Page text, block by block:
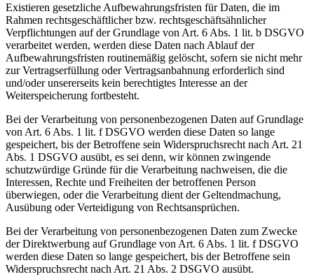
Existieren gesetzliche Aufbewahrungsfristen für Daten, die im
Rahmen rechtsgeschäftlicher bzw. rechtsgeschäftsähnlicher
Verpflichtungen auf der Grundlage von Art. 6 Abs. 1 lit. b DSGVO
verarbeitet werden, werden diese Daten nach Ablauf der
Aufbewahrungsfristen routinemäßig gelöscht, sofern sie nicht mehr
zur Vertragserfüllung oder Vertragsanbahnung erforderlich sind
und/oder unsererseits kein berechtigtes Interesse an der
Weiterspeicherung fortbesteht.
Bei der Verarbeitung von personenbezogenen Daten auf Grundlage
von Art. 6 Abs. 1 lit. f DSGVO werden diese Daten so lange
gespeichert, bis der Betroffene sein Widerspruchsrecht nach Art. 21
Abs. 1 DSGVO ausübt, es sei denn, wir können zwingende
schutzwürdige Gründe für die Verarbeitung nachweisen, die die
Interessen, Rechte und Freiheiten der betroffenen Person
überwiegen, oder die Verarbeitung dient der Geltendmachung,
Ausübung oder Verteidigung von Rechtsansprüchen.
Bei der Verarbeitung von personenbezogenen Daten zum Zwecke
der Direktwerbung auf Grundlage von Art. 6 Abs. 1 lit. f DSGVO
werden diese Daten so lange gespeichert, bis der Betroffene sein
Widerspruchsrecht nach Art. 21 Abs. 2 DSGVO ausübt.